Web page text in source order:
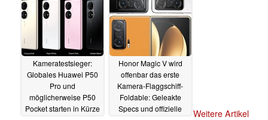
Kameratestsieger:
Globales Huawei P50
Pro und
möglicherweise P50
Pocket starten in Kürze
Honor Magic V wird
offenbar das erste
Kamera-Flaggschiff-
Foldable: Geleakte
Specs und offizielle
Weitere Artikel